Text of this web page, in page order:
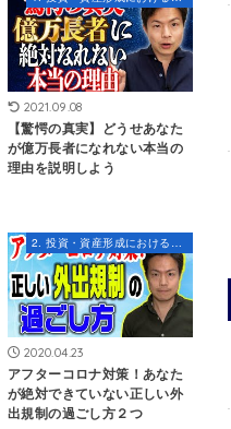
2021.09.08
【驚愕の真実】どうせあなた
が億万長者になれない本当の
理由を説明しよう
2. 投資・資産形成における知識とスキル
2020.04.23
アフターコロナ対策！あなた
が絶対できていない正しい外
出規制の過ごし方２つ